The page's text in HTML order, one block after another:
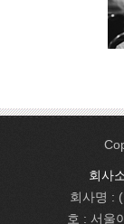
회사
회사명 :
호 : 서울